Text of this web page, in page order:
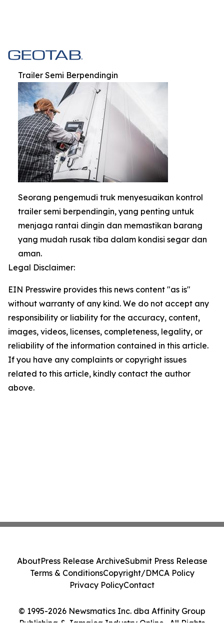
Trailer Semi Berpendingin
Seorang pengemudi truk menyesuaikan kontrol
trailer semi berpendingin, yang penting untuk
menjaga rantai dingin dan memastikan barang
yang mudah rusak tiba dalam kondisi segar dan
aman.
Legal Disclaimer:
EIN Presswire provides this news content "as is"
without warranty of any kind. We do not accept any
responsibility or liability for the accuracy, content,
images, videos, licenses, completeness, legality, or
reliability of the information contained in this article.
If you have any complaints or copyright issues
related to this article, kindly contact the author
above.
© 1995-2026 Newsmatics Inc. dba Affinity Group
Publishing & Jamaica Industry Online . All Rights
AboutPress Release ArchiveSubmit Press Release
Terms & ConditionsCopyright/DMCA Policy
Privacy PolicyContact